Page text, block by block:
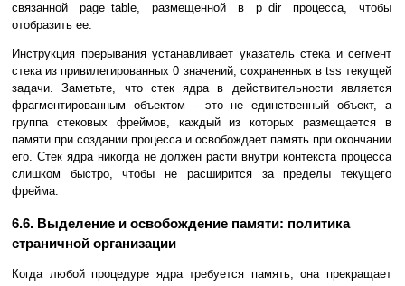
связанной page_table, размещенной в p_dir процесса, чтобы
отобразить ее.
Инструкция прерывания устанавливает указатель стека и сегмент
стека из привилегированных 0 значений, сохраненных в tss текущей
задачи. Заметьте, что стек ядра в действительности является
фрагментированным объектом - это не единственный объект, а
группа стековых фреймов, каждый из которых размещается в
памяти при создании процесса и освобождает память при окончании
его. Стек ядра никогда не должен расти внутри контекста процесса
слишком быстро, чтобы не расширится за пределы текущего
фрейма.
6.6. Выделение и освобождение памяти: политика
страничной организации
Когда любой процедуре ядра требуется память, она прекращает